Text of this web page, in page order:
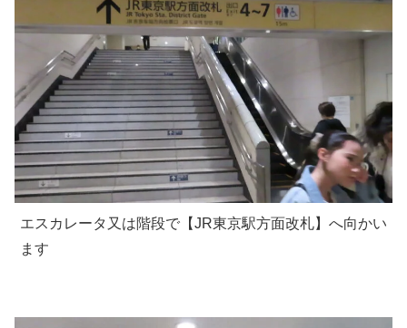
エスカレータ又は階段で【JR東京駅方面改札】へ向かい
ます